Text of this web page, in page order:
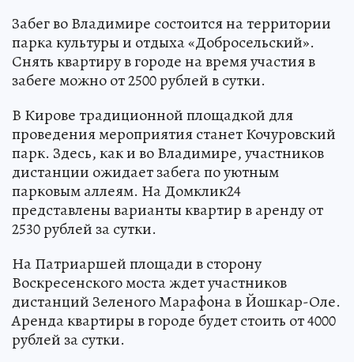
Забег во Владимире состоится на территории
парка культуры и отдыха «Добросельский».
Снять квартиру в городе на время участия в
забеге можно от 2500 рублей в сутки.
В Кирове традиционной площадкой для
проведения мероприятия станет Кочуровский
парк. Здесь, как и во Владимире, участников
дистанции ожидает забега по уютным
парковым аллеям. На Домклик24
представлены варианты квартир в аренду от
2530 рублей за сутки.
На Патриаршей площади в сторону
Воскресенского моста ждет участников
дистанций Зеленого Марафона в Йошкар-Оле.
Аренда квартиры в городе будет стоить от 4000
рублей за сутки.